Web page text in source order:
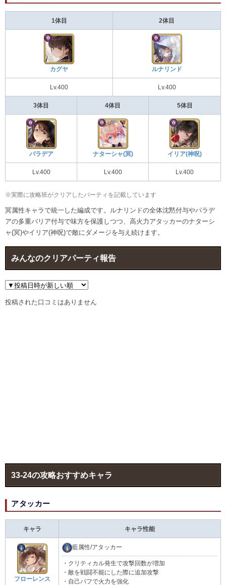
1体目 2体目
カグヤ ルナリンド
Lv.400 Lv.400
3体目 4体目 5体目
パラデア ナターシャ(冥) イリア(神呪)
Lv.400 Lv.400 Lv.400
※実際に攻略班がクリアしたパーティを記載しています
冥属性キャラで統一した編成です。ルナリンドの全体沈黙付与やパラデ
アの多重バリア付与で味方を保護しつつ、高火力アタッカーのナターシ
ャ(冥)やイリア(神呪)で敵にダメージを与え続けます。
みんなのクリアパーティ報告
投稿された口コミはありません
33-24の攻略おすすめキャラ
アタッカー
キャラ キャラ性能
フローレンス
藍属性/アタッカー
・クリティカル発生で攻撃回数が増加
・敵を戦闘不能にした際に追加攻撃
・自己バフで火力を強化